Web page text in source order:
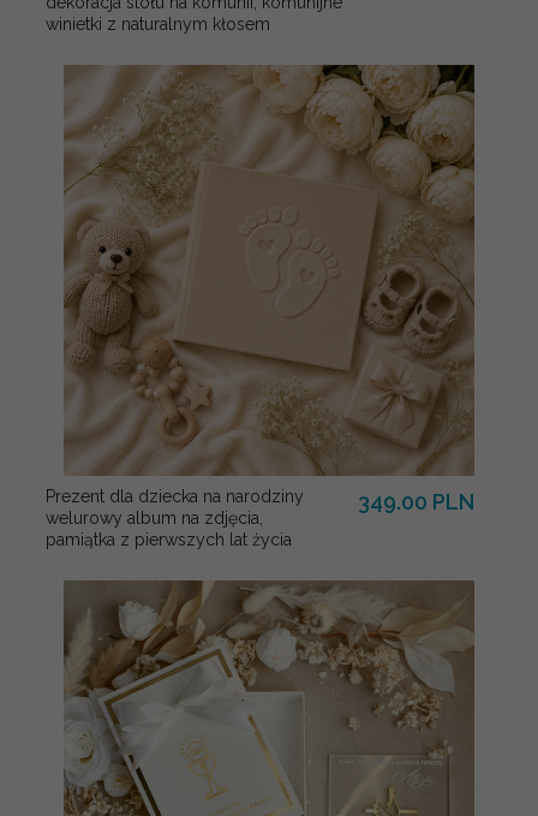
winietki z naturalnym kłosem
Prezent dla dziecka na narodziny
welurowy album na zdjęcia,
pamiątka z pierwszych lat życia
349.00 PLN